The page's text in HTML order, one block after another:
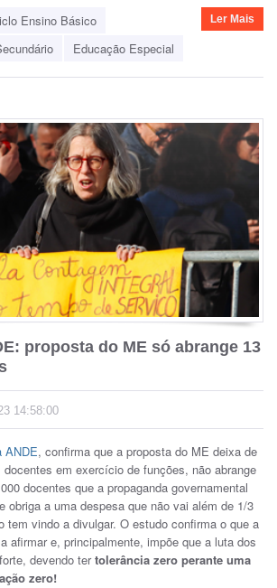
Ensino Básico
Educação Especial
Ler Mais
proposta do ME só abrange 13
14:58:00
ANDE, confirma que a proposta do ME deixa de
em exercício de funções, não abrange
docentes que a propaganda governamental
obriga a uma despesa que não vai além de 1/3
tem vindo a divulgar. O estudo confirma o que a
afirmar e, principalmente, impõe que a luta dos
devendo tertolerância zero perante uma
zero!